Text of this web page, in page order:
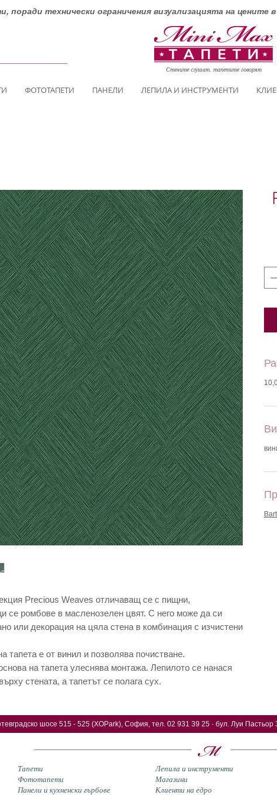
поради технически ограничения визуализацията на цените
Стените слушат, тапетите говорят
ФОТОТАПЕТИ ПАНЕЛИ ЛЕПИЛА И ИНСТРУМЕНТИ
Precious Weaves отличаващ се с пищни,
се ромбове в масленозелен цвят. С него може да си
или декорация на цяла стена в комбинация с изчистени
тапета е от винил и позволява почистване.
на тапета улеснява монтажа. Лепилото се нанася
стената, а тапетът се полага сух.
шосе 515 - 525 (XOPark), София, тел. 02 931 39 25 · бул. Луи
Тапети
Фототапети
Панели и кухненски гърбове
Лепила и инструменти
Магазини
Клиенти на едро